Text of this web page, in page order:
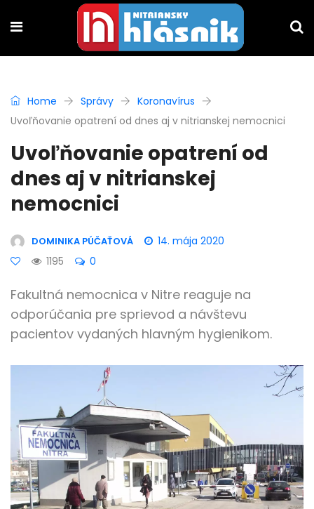
Home Správy
Koronavírus
Uvoľňovanie opatrení od dnes aj v nitrianskej nemocnici
Uvoľňovanie opatrení od
dnes aj v nitrianskej
nemocnici
DOMINIKA PÚČAŤOVÁ
14. mája 2020
1195
0
Fakultná nemocnica v Nitre reaguje na
odporúčania pre sprievod a návštevu
pacientov vydaných hlavným hygienikom.